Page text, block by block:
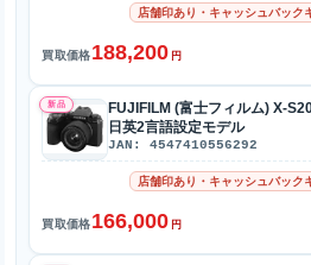
店舗印あり・キャッシュバック
買取価格188,200 円
新品
FUJIFILM (富士フィルム) X-
日英2言語設定モデル
JAN: 4547410556292
店舗印あり・キャッシュバック
買取価格166,000 円